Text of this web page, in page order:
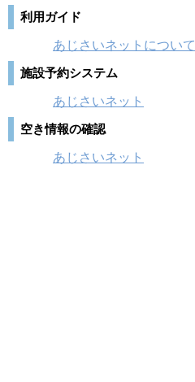
利用ガイド
あじさいネットについて
施設予約システム
あじさいネット
空き情報の確認
あじさいネット